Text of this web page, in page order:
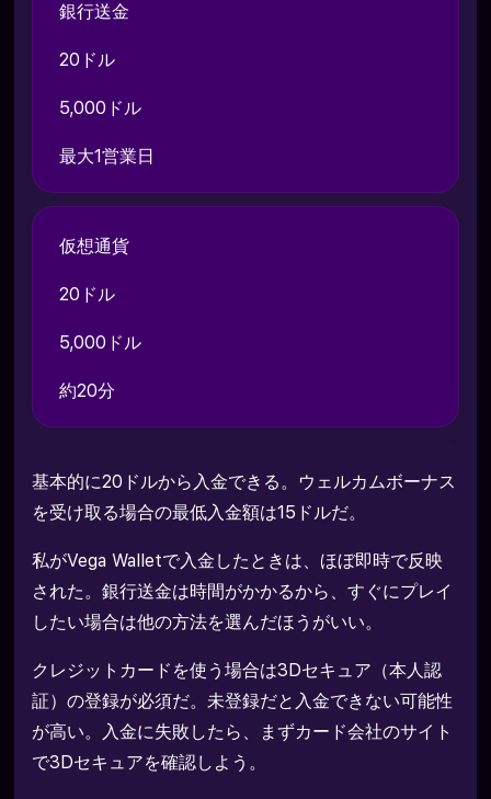
銀行送金
20ドル
5,000ドル
最大1営業日
仮想通貨
20ドル
5,000ドル
約20分
基本的に20ドルから入金できる。ウェルカムボーナス
を受け取る場合の最低入金額は15ドルだ。
私がVega Walletで入金したときは、ほぼ即時で反映
された。銀行送金は時間がかかるから、すぐにプレイ
したい場合は他の方法を選んだほうがいい。
クレジットカードを使う場合は3Dセキュア（本人認
証）の登録が必須だ。未登録だと入金できない可能性
が高い。入金に失敗したら、まずカード会社のサイト
で3Dセキュアを確認しよう。